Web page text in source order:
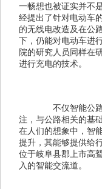
一畅想也被证实并不
经提出了针对电动车
的无线电改造及在公
下，仍能对电动车进
院的研究人员同样在
进行充电的技术。
不仅智能公路
注，与公路相关的基
在人们的想象中，智
提升，其能够提供给
位于岐阜县郡上市高
入的智能交流道。